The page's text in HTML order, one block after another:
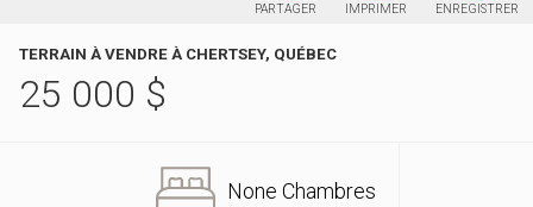
PARTAGER IMPRIMER ENREGISTRER
TERRAIN À VENDRE À CHERTSEY, QUÉBEC
25 000 $
None Chambres